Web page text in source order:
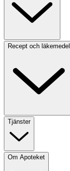
Recept och läkemedel
Tjänster
Om Apoteket